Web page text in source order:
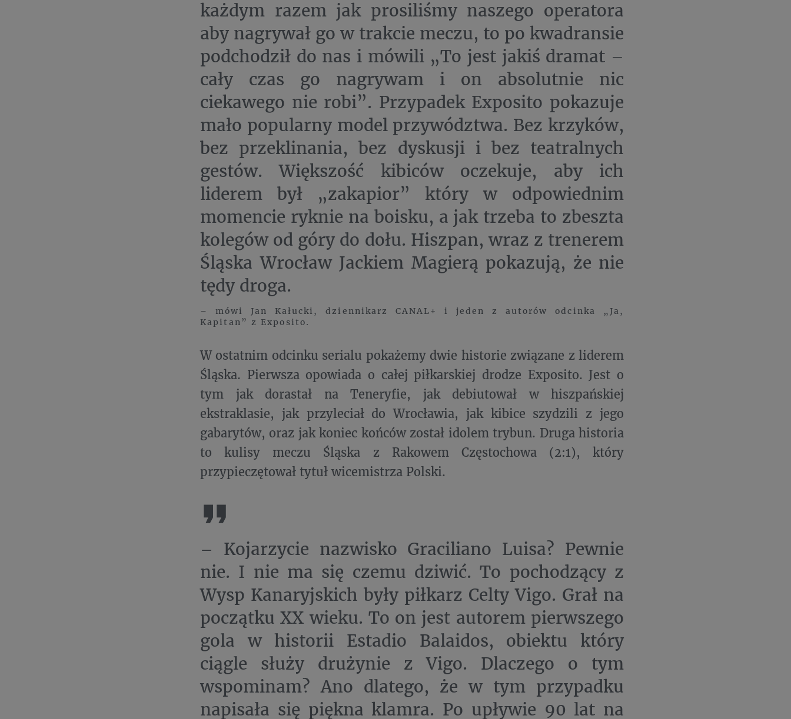
każdym razem jak prosiliśmy naszego operatora
aby nagrywał go w trakcie meczu, to po kwadransie
podchodził do nas i mówili „To jest jakiś dramat –
cały czas go nagrywam i on absolutnie nic
ciekawego nie robi”. Przypadek Exposito pokazuje
mało popularny model przywództwa. Bez krzyków,
bez przeklinania, bez dyskusji i bez teatralnych
gestów. Większość kibiców oczekuje, aby ich
liderem był „zakapior” który w odpowiednim
momencie ryknie na boisku, a jak trzeba to zbeszta
kolegów od góry do dołu. Hiszpan, wraz z trenerem
Śląska Wrocław Jackiem Magierą pokazują, że nie
tędy droga.
– mówi Jan Kałucki, dziennikarz CANAL+ i jeden z autorów odcinka „Ja,
Kapitan” z Exposito.
W ostatnim odcinku serialu pokażemy dwie historie związane z liderem
Śląska. Pierwsza opowiada o całej piłkarskiej drodze Exposito. Jest o
tym jak dorastał na Teneryfie, jak debiutował w hiszpańskiej
ekstraklasie, jak przyleciał do Wrocławia, jak kibice szydzili z jego
gabarytów, oraz jak koniec końców został idolem trybun. Druga historia
to kulisy meczu Śląska z Rakowem Częstochowa (2:1), który
przypieczętował tytuł wicemistrza Polski.
– Kojarzycie nazwisko Graciliano Luisa? Pewnie
nie. I nie ma się czemu dziwić. To pochodzący z
Wysp Kanaryjskich były piłkarz Celty Vigo. Grał na
początku XX wieku. To on jest autorem pierwszego
gola w historii Estadio Balaidos, obiektu który
ciągle służy drużynie z Vigo. Dlaczego o tym
wspominam? Ano dlatego, że w tym przypadku
napisała się piękna klamra. Po upływie 90 lat na